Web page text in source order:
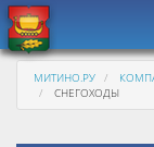
МИТИНО.РУ
СНЕГОХОДЫ